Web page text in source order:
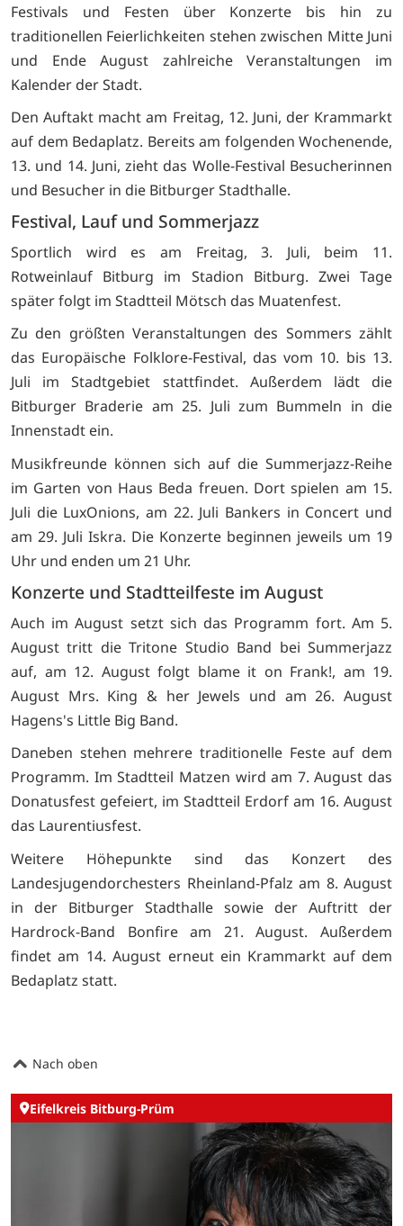
Festivals und Festen über Konzerte bis hin zu
traditionellen Feierlichkeiten stehen zwischen Mitte Juni
und Ende August zahlreiche Veranstaltungen im
Kalender der Stadt.
Den Auftakt macht am Freitag, 12. Juni, der Krammarkt
auf dem Bedaplatz. Bereits am folgenden Wochenende,
13. und 14. Juni, zieht das Wolle-Festival Besucherinnen
und Besucher in die Bitburger Stadthalle.
Festival, Lauf und Sommerjazz
Sportlich wird es am Freitag, 3. Juli, beim 11.
Rotweinlauf Bitburg im Stadion Bitburg. Zwei Tage
später folgt im Stadtteil Mötsch das Muatenfest.
Zu den größten Veranstaltungen des Sommers zählt
das Europäische Folklore-Festival, das vom 10. bis 13.
Juli im Stadtgebiet stattfindet. Außerdem lädt die
Bitburger Braderie am 25. Juli zum Bummeln in die
Innenstadt ein.
Musikfreunde können sich auf die Summerjazz-Reihe
im Garten von Haus Beda freuen. Dort spielen am 15.
Juli die LuxOnions, am 22. Juli Bankers in Concert und
am 29. Juli Iskra. Die Konzerte beginnen jeweils um 19
Uhr und enden um 21 Uhr.
Konzerte und Stadtteilfeste im August
Auch im August setzt sich das Programm fort. Am 5.
August tritt die Tritone Studio Band bei Summerjazz
auf, am 12. August folgt blame it on Frank!, am 19.
August Mrs. King & her Jewels und am 26. August
Hagens's Little Big Band.
Daneben stehen mehrere traditionelle Feste auf dem
Programm. Im Stadtteil Matzen wird am 7. August das
Donatusfest gefeiert, im Stadtteil Erdorf am 16. August
das Laurentiusfest.
Weitere Höhepunkte sind das Konzert des
Landesjugendorchesters Rheinland-Pfalz am 8. August
in der Bitburger Stadthalle sowie der Auftritt der
Hardrock-Band Bonfire am 21. August. Außerdem
findet am 14. August erneut ein Krammarkt auf dem
Bedaplatz statt.
Nach oben
Eifelkreis Bitburg-Prüm